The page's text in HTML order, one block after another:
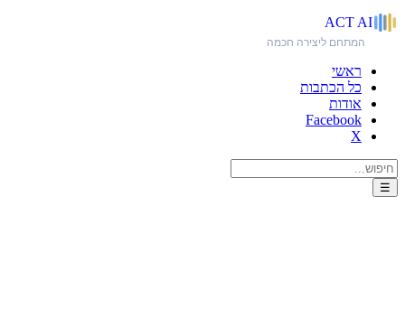
ACT AI
המתחם ליצירה חכמה
ראשי
כל הכתבות
אודות
Facebook
X
☰